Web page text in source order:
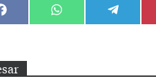
Compartir
en
Compartir
en
Compartir
en